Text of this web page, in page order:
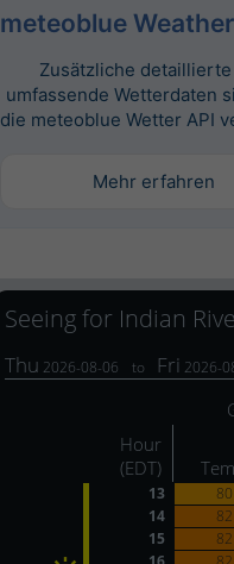
meteoblue
Zusätzliche
umfassende Wetterdaten
die meteoblue Wetter API
Mehr erfahren